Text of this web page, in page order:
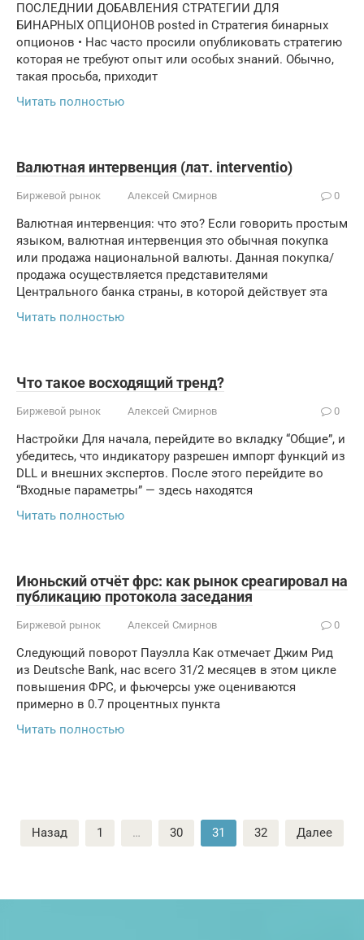
ПОСЛЕДНИИ ДОБАВЛЕНИЯ СТРАТЕГИИ ДЛЯ
БИНАРНЫХ ОПЦИОНОВ posted in Стратегия бинарных
опционов • Нас часто просили опубликовать стратегию
которая не требуют опыт или особых знаний. Обычно,
такая просьба, приходит
Читать полностью
Валютная интервенция (лат. interventio)
Биржевой рынок Алексей Смирнов 0
Валютная интервенция: что это? Если говорить простым
языком, валютная интервенция это обычная покупка
или продажа национальной валюты. Данная покупка/
продажа осуществляется представителями
Центрального банка страны, в которой действует эта
Читать полностью
Что такое восходящий тренд?
Биржевой рынок Алексей Смирнов 0
Настройки Для начала, перейдите во вкладку “Общие”, и
убедитесь, что индикатору разрешен импорт функций из
DLL и внешних экспертов. После этого перейдите во
“Входные параметры” — здесь находятся
Читать полностью
Июньский отчёт фрс: как рынок среагировал на
публикацию протокола заседания
Биржевой рынок Алексей Смирнов 0
Следующий поворот Пауэлла Как отмечает Джим Рид
из Deutsche Bank, нас всего 31/2 месяцев в этом цикле
повышения ФРС, и фьючерсы уже оцениваются
примерно в 0.7 процентных пункта
Читать полностью
Пагинация
записей
Назад 1 … 30 31 32 Далее